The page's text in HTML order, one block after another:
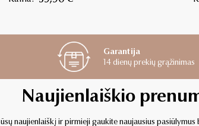
Garantija
14 dienų prekių grąžinimas
Naujienlaiškio
naujienlaiškį ir pirmieji gaukite naujausius pasiūlymus